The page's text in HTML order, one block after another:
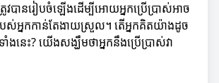
វបានរៀបចំឡើងដើម្បីអោយអ្នកប្រើប្រាស់អាច
ស់អ្នកកាន់តែងាយស្រួល។ តើអ្នកគិតយ៉ាងដូច
ាំងនេះ? យើងសង្ឃឹមថាអ្នកនឹងប្រើប្រាស់វា